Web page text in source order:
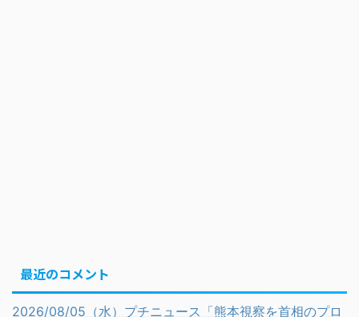
最近のコメント
2026/08/05（水）プチニュース「熊本視察を首相のプロ